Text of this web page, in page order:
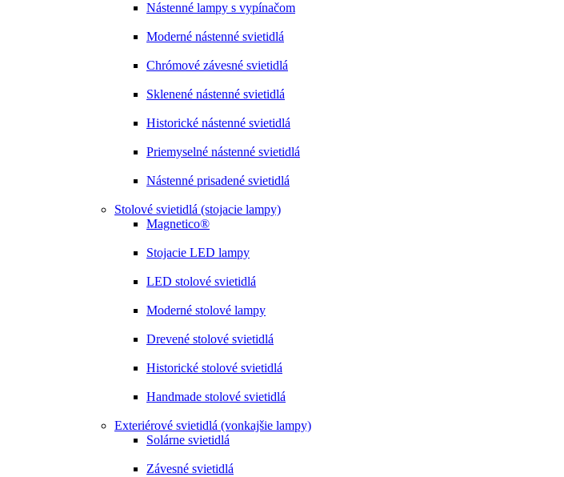
Nástenné lampy s vypínačom
Moderné nástenné svietidlá
Chrómové závesné svietidlá
Sklenené nástenné svietidlá
Historické nástenné svietidlá
Priemyselné nástenné svietidlá
Nástenné prisadené svietidlá
Stolové svietidlá (stojacie lampy)
Magnetico®
Stojacie LED lampy
LED stolové svietidlá
Moderné stolové lampy
Drevené stolové svietidlá
Historické stolové svietidlá
Handmade stolové svietidlá
Exteriérové svietidlá (vonkajšie lampy)
Solárne svietidlá
Závesné svietidlá